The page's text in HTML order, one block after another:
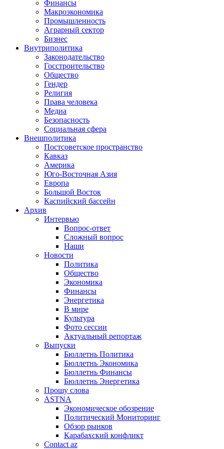
Финансы
Макроэкономика
Промышленность
Аграрный сектор
Бизнес
Внутриполитика
Законодательство
Госстроительство
Общество
Гендер
Религия
Права человека
Медиа
Безопасность
Социальная сфера
Внешполитика
Постсоветское пространство
Кавказ
Америка
Юго-Восточная Азия
Европа
Большой Восток
Каспийский бассейн
Архив
Интервью
Вопрос-ответ
Сложный вопрос
Наши
Новости
Политика
Общество
Экономика
Финансы
Энергетика
В мире
Культура
Фото сессии
Актуальный репортаж
Выпуски
Бюллетнь Политика
Бюллетнь Экономика
Бюллетнь Финансы
Бюллетнь Энергетика
Прошу слова
ASTNA
Экономическое обозрение
Политический Мониторинг
Обзор рынков
Карабахский конфликт
Contact az